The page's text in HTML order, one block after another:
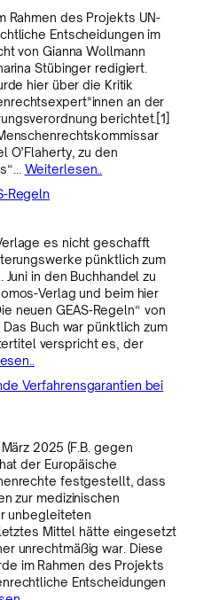
Rahmen des Projekts UN-
Entscheidungen im
von Gianna Wollmann
Stübinger redigiert.
hier über die Kritik
an der
berichtet.[1]
O’Flaherty, zu den
Weiterlesen..
Regeln
es nicht geschafft
pünktlich zum
in den Buchhandel zu
Verlag und beim hier
neuen GEAS-Regeln“ von
Buch war pünktlich zum
verspricht es, der
Verfahrensgarantien bei
2025 (F.B. gegen
der Europäische
festgestellt, dass
zur medizinischen
unbegleiteten
Mittel hätte eingesetzt
unrechtmäßig war. Diese
im Rahmen des Projekts
Entscheidungen